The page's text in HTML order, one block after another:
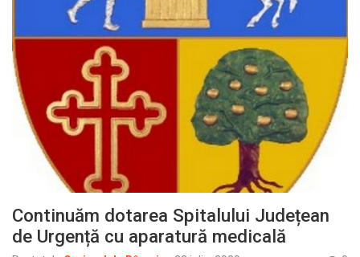
Continuăm dotarea Spitalului Județean
de Urgență cu aparatură medicală